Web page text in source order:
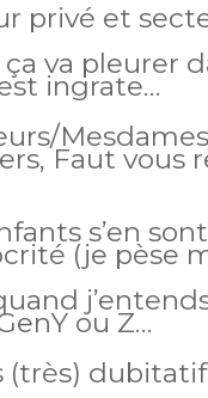
privé et
ça va pleurer
ingrate…
Faut vous
s’en
(je pèse
ou Z…
(très)